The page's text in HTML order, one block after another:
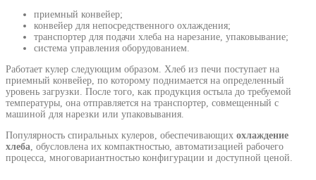
приемный конвейер;
конвейер для непосредственного охлаждения;
транспортер для подачи хлеба на нарезание, упаковывание;
система управления оборудованием.
Работает кулер следующим образом. Хлеб из печи поступает на
приемный конвейер, по которому поднимается на определенный
уровень загрузки. После того, как продукция остыла до требуемой
температуры, она отправляется на транспортер, совмещенный с
машиной для нарезки или упаковывания.
Популярность спиральных кулеров, обеспечивающих охлаждение
хлеба, обусловлена их компактностью, автоматизацией рабочего
процесса, многовариантностью конфигурации и доступной ценой.